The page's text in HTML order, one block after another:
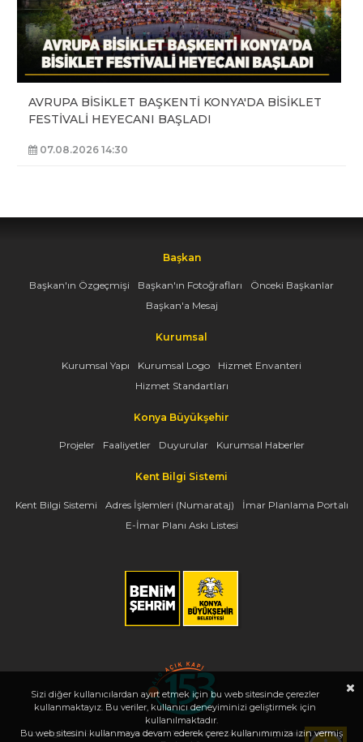
AVRUPA BİSİKLET BAŞKENTİ KONYA'DA BİSİKLET
FESTİVALİ HEYECANI BAŞLADI
07.08.2026 14:30
Başkan
Başkan'ın Özgeçmişi Başkan'ın Fotoğrafları
Önceki Başkanlar
Başkan'a Mesaj
Kurumsal
Kurumsal Yapı Kurumsal Logo
Hizmet Envanteri
Hizmet Standartları
Konya Büyükşehir
Projeler Faaliyetler Duyurular Kurumsal Haberler
Kent Bilgi Sistemi
Kent Bilgi Sistemi Adres İşlemleri (Numarataj)
İmar Planlama Portalı
E-İmar Planı Askı Listesi
Copyright 2026, www.konya.bel.tr - Tüm Hakları Saklıdır - Bilgi İşlem Dairesi
Sizi diğer kullanıcılardan ayırt etmek için bu web sitesinde çerezler
kullanmaktayız. Bu veriler, kullanıcı deneyiminizi geliştirmek için
kullanılmaktadır.
Bu web sitesini kullanmaya devam ederek çerez kullanımımıza izin vermiş